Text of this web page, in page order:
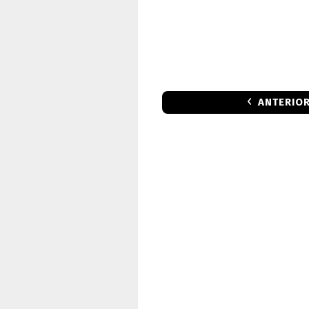
ANTERIOR